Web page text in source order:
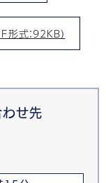
式：92KB）
わせ先